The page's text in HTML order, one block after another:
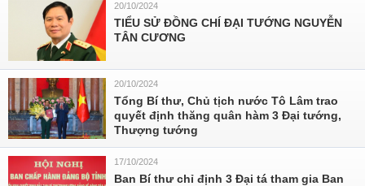
20/10/2024
TIỂU SỬ ĐỒNG CHÍ ĐẠI TƯỚNG NGUYỄN
TÂN CƯƠNG
20/10/2024
Tổng Bí thư, Chủ tịch nước Tô Lâm trao
quyết định thăng quân hàm 3 Đại tướng,
Thượng tướng
17/10/2024
Ban Bí thư chỉ định 3 Đại tá tham gia Ban